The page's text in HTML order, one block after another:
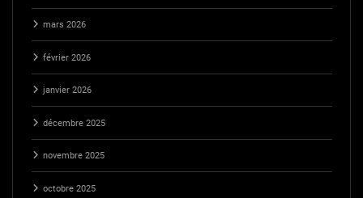
mars 2026
février 2026
janvier 2026
décembre 2025
novembre 2025
octobre 2025